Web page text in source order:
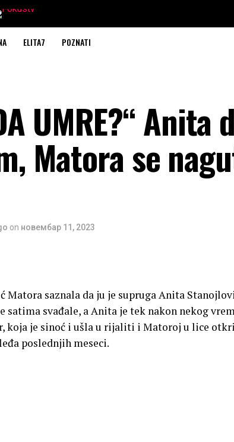
ELITA7 POZNATI
UMRE?“ Anita
Matora se
on новембар 11, 2023
Matora saznala da ju je supruga Anita
satima svađale, a Anita je tek nakon nekog
koja je sinoć i ušla u rijaliti i Matoroj u lice
poslednjih meseci.